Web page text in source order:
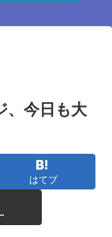
、今日も大
はてブ